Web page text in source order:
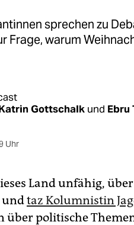
sprechen zu
Frage, warum
Gottschalk und Ebru
Uhr
Land unfähig,
taz Kolumnistin
über politische